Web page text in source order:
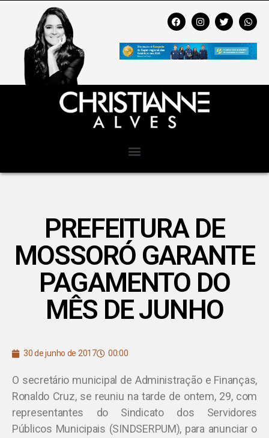
PREFEITURA DE
MOSSORÓ GARANTE
PAGAMENTO DO
MÊS DE JUNHO
30 de junho de 2017 00:00
O secretário municipal de Administração e Finanças,
Ronaldo Cruz, se reuniu na tarde de ontem, 29, com
representantes do Sindicato dos Servidores
Públicos Municipais (SINDSERPUM), para anunciar o